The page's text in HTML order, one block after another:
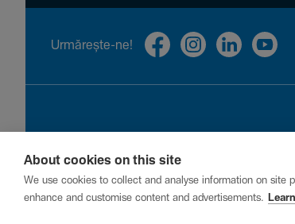
Urmă­rește-ne!
Privacy Cookies
About cookies on this site
We use cookies to collect and analyse information on site
enhance and customise content and advertisements.